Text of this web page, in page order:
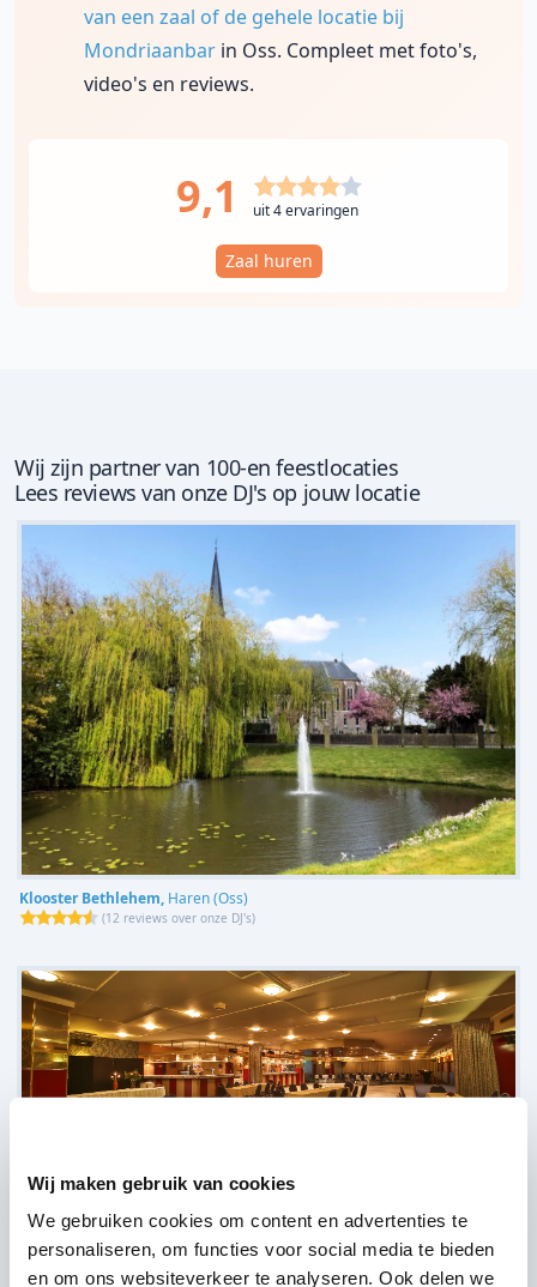
Wij maken gebruik van cookies
We gebruiken cookies om content en advertenties te
personaliseren, om functies voor social media te bieden
en om ons websiteverkeer te analyseren. Ook delen we
van een zaal of de gehele locatie bij
Mondriaanbar in Oss. Compleet met foto's,
video's en reviews.
9,1 uit 4 ervaringen
Zaal huren
Wij zijn partner van 100-en feestlocaties
Lees reviews van onze DJ's op jouw locatie
Klooster Bethlehem, Haren (Oss)
(12 reviews over onze DJ's)
De Merx,Berghem
(10 reviews over onze DJ's)